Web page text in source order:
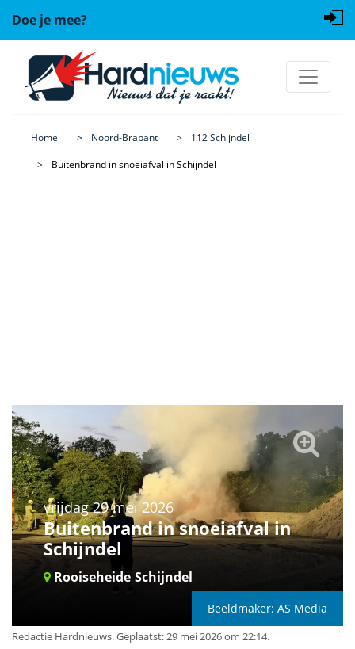
Doe je mee?
Home Noord-Brabant
112 Schijndel
Buitenbrand in snoeiafval in Schijndel
vrijdag 29 mei 2026
Buitenbrand in snoeiafval in
Schijndel
Rooiseheide Schijndel
Beeldmaker: AS Media
Redactie Hardnieuws.Geplaatst: 29 mei 2026 om 22:14.